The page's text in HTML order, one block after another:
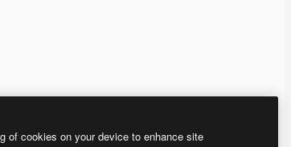
of cookies on your device to enhance site